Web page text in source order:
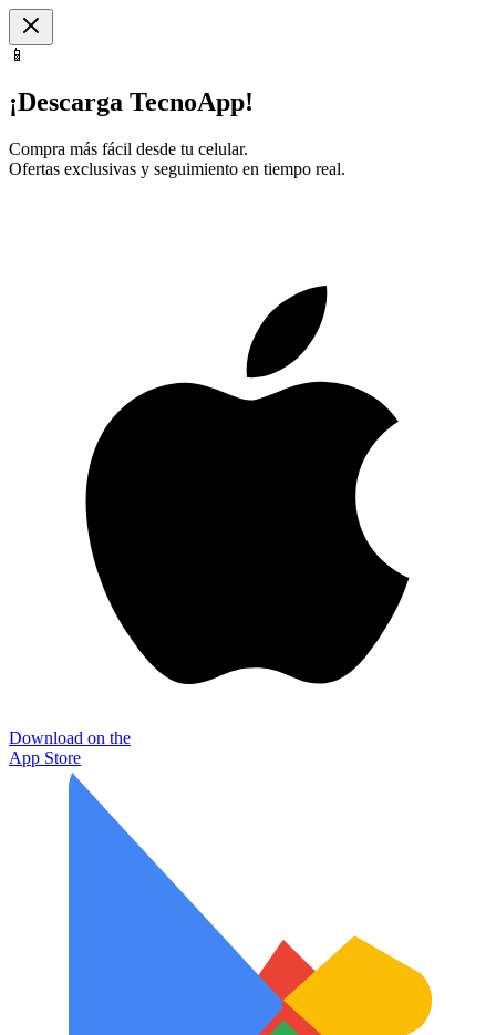
📱
¡Descarga TecnoApp!
Compra más fácil desde tu celular.
Ofertas exclusivas y seguimiento en tiempo real.
Download on the
App Store